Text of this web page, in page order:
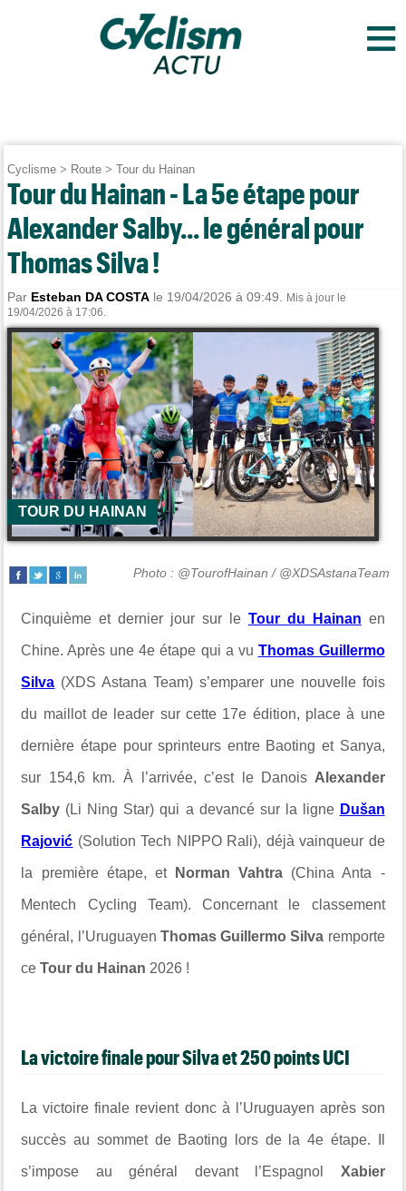
≡
Cyclisme > Route >Tour du Hainan
Tour du Hainan - La 5e étape pour
Alexander Salby... le général pour
Thomas Silva !
Par Esteban DA COSTA le 19/04/2026 à 09:49.
Mis à jour le
19/04/2026 à 17:06.
TOUR DU HAINAN
Photo : @TourofHainan / @XDSAstanaTeam
Cinquième et dernier jour sur le Tour du Hainan en
Chine. Après une 4e étape qui a vu Thomas Guillermo
Silva (XDS Astana Team) s’emparer une nouvelle fois
du maillot de leader sur cette 17e édition, place à une
dernière étape pour sprinteurs entre Baoting et Sanya,
sur 154,6 km. À l’arrivée, c’est le Danois Alexander
Salby (Li Ning Star) qui a devancé sur la ligne Dušan
Rajović (Solution Tech NIPPO Rali), déjà vainqueur de
la première étape, et Norman Vahtra (China Anta -
Mentech Cycling Team). Concernant le classement
général, l’Uruguayen Thomas Guillermo Silva remporte
ceTour du Hainan 2026 !
La victoire finale pour Silva et 250 points UCI
La victoire finale revient donc à l’Uruguayen après son
succès au sommet de Baoting lors de la 4e étape. Il
s’impose au général devant l’Espagnol Xabier